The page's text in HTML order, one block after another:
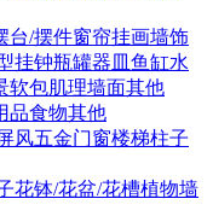
台/摆件窗帘挂画墙饰
挂钟瓶罐器皿 鱼缸水
软包肌理墙面其他
品食物其他
风五金门窗楼梯柱子
花钵/花盆/花槽植物墙